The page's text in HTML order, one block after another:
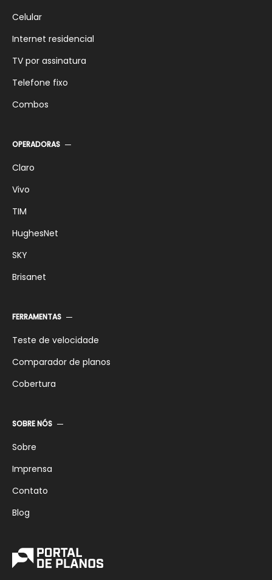
Celular
Internet residencial
TV por assinatura
Telefone fixo
Combos
OPERADORAS
Claro
Vivo
TIM
HughesNet
SKY
Brisanet
FERRAMENTAS
Teste de velocidade
Comparador de planos
Cobertura
SOBRE NÓS
Sobre
Imprensa
Contato
Blog